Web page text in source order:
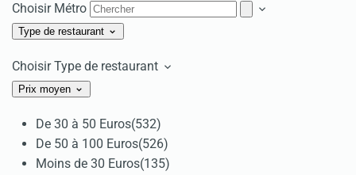
Choisir Métro
Type de restaurant
Choisir Type de restaurant
Prix moyen
De 30 à 50 Euros(532)
De 50 à 100 Euros(526)
Moins de 30 Euros(135)